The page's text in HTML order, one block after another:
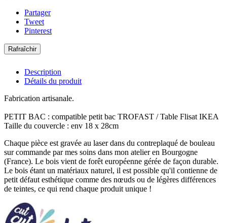
Partager
Tweet
Pinterest
Description
Détails du produit
Fabrication artisanale.
PETIT BAC : compatible petit bac TROFAST / Table Flisat IKEA
Taille du couvercle : env 18 x 28cm
Chaque pièce est gravée au laser dans du contreplaqué de bouleau
sur commande par mes soins dans mon atelier en Bourgogne
(France). Le bois vient de forêt européenne gérée de façon durable.
Le bois étant un matériaux naturel, il est possible qu'il contienne de
petit défaut esthétique comme des nœuds ou de légères différences
de teintes, ce qui rend chaque produit unique !